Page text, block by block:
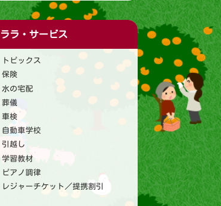
ララ・サービス
トピックス
保険
水の宅配
葬儀
車検
自動車学校
引越し
学習教材
ピアノ調律
レジャーチケット／提携割引